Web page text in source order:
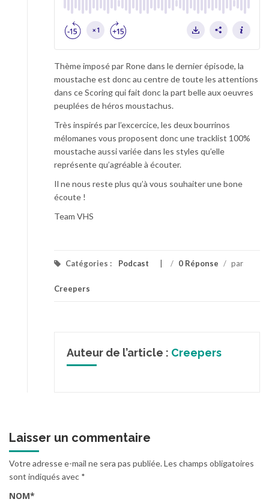
Thème imposé par Rone dans le dernier épisode, la
moustache est donc au centre de toute les attentions
dans ce Scoring qui fait donc la part belle aux oeuvres
peuplées de héros moustachus.
Très inspirés par l’excercice, les deux bourrinos
mélomanes vous proposent donc une tracklist 100%
moustache aussi variée dans les styles qu’elle
représente qu’agréable à écouter.
Il ne nous reste plus qu’à vous souhaiter une bone
écoute !
Team VHS
Catégories : Podcast / 0 Réponse / par
Creepers
Auteur de l’article : Creepers
Laisser un commentaire
Votre adresse e-mail ne sera pas publiée.Les champs obligatoires
sont indiqués avec *
NOM*